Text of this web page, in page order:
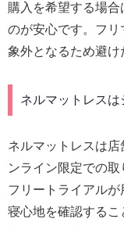
購入を希望する場
のが安心です。フ
象外となるため避け
ネルマットレス
ネルマットレスは
ンライン限定での
フリートライアル
寝心地を確認する